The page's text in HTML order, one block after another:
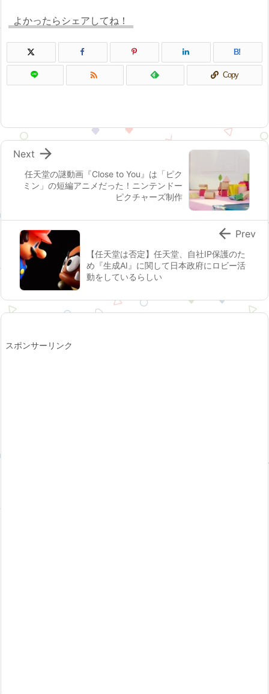
よかったらシェアしてね！
B!
 Copy
任天堂の謎動画『Close to You』は「ピク
ミン」の短編アニメだった！ニンテンドー
ピクチャーズ制作

Next
【任天堂は否定】任天堂、自社IP保護のた
め『生成AI』に関して日本政府にロビー活
動をしているらしい
 Prev
スポンサーリンク